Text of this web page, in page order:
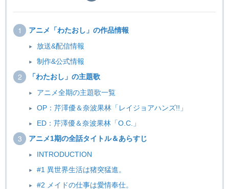
アニメ「わたおし」の作品情報
放送&配信情報
制作&公式情報
「わたおし」の主題歌
アニメ全期の主題歌一覧
OP：芹澤優＆奈波果林「レイジョアハンズ!!」
ED：芹澤優＆奈波果林「O.C.」
アニメ1期の全話タイトル＆あらすじ
INTRODUCTION
#1 異世界生活は猪突猛進。
#2 メイドの仕事は愛情奉仕。